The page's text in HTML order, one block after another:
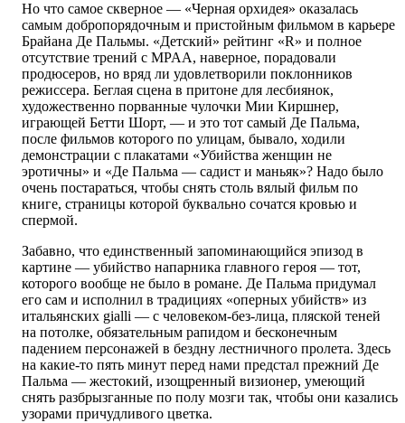
Но что самое скверное — «Черная орхидея» оказалась
самым добропорядочным и пристойным фильмом в карьере
Брайана Де Пальмы. «Детский» рейтинг «R» и полное
отсутствие трений с MPAA, наверное, порадовали
продюсеров, но вряд ли удовлетворили поклонников
режиссера. Беглая сцена в притоне для лесбиянок,
художественно порванные чулочки Мии Киршнер,
играющей Бетти Шорт, — и это тот самый Де Пальма,
после фильмов которого по улицам, бывало, ходили
демонстрации с плакатами «Убийства женщин не
эротичны» и «Де Пальма — садист и маньяк»? Надо было
очень постараться, чтобы снять столь вялый фильм по
книге, страницы которой буквально сочатся кровью и
спермой.
Забавно, что единственный запоминающийся эпизод в
картине — убийство напарника главного героя — тот,
которого вообще не было в романе. Де Пальма придумал
его сам и исполнил в традициях «оперных убийств» из
итальянских gialli — с человеком-без-лица, пляской теней
на потолке, обязательным рапидом и бесконечным
падением персонажей в бездну лестничного пролета. Здесь
на какие-то пять минут перед нами предстал прежний Де
Пальма — жестокий, изощренный визионер, умеющий
снять разбрызганные по полу мозги так, чтобы они казались
узорами причудливого цветка.